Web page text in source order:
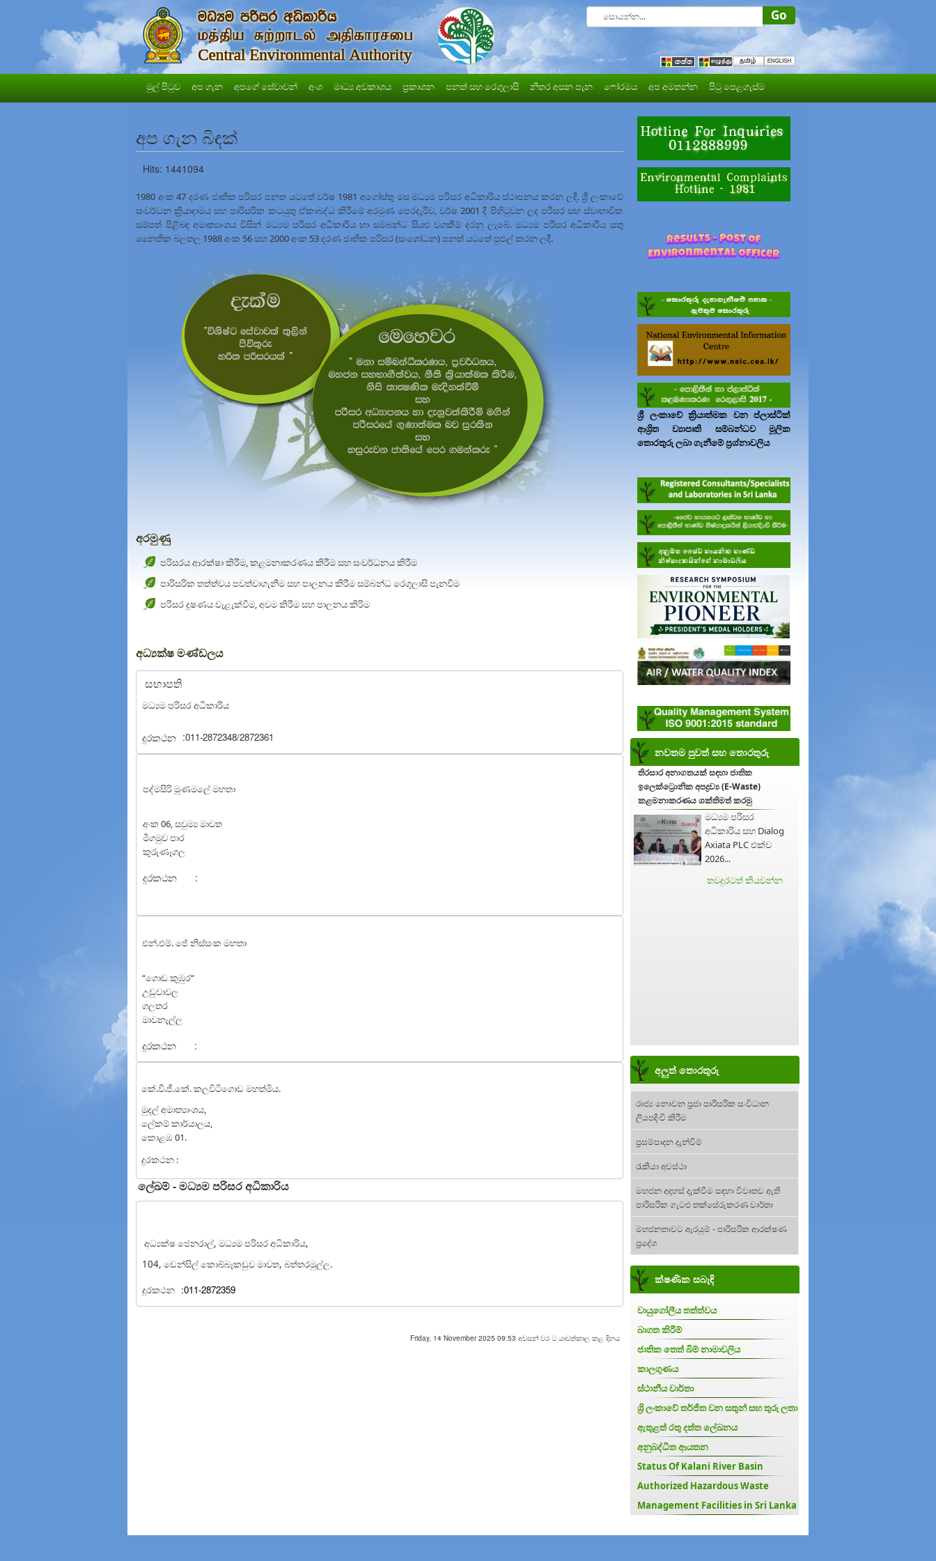
මුල් පිටුව අප ගැන අපගේ සේවාවන් අංශ මාධ්‍ය අවකාශය ප්‍රකාශන පනත් සහ රෙගුලාසි නිතර අසන පැන ෆෝරමය අප අමතන්න පිටු පෙළගැස්ම
අප ගැන බිඳක්
Hits: 1441094
1980 අංක 47 දරණ ජාතික පරිසර පනත යටතේ වර්ෂ 1981 අගෝස්තු මස මධ්‍යම පරිසර අධිකාරිය ස්ථාපනය කරන ලදී. ශ්‍රී ලංකාවේ
සංවර්ධන ක්‍රියාදාමය සහ පාරිසරික කටයුතු ඒකාබද්ධ කිරීමේ අරමුණ පෙරදැරිව, වර්ෂ 2001 දී පිහිටුවන ලද පරිසර සහ ස්වාභාවික
සම්පත් පිළිබඳ අමාත්‍යාංශය විසින් මධ්‍යම පරිසර අධිකාරිය හා සම්බන්ධ සියළු වගකීම් දරනු ලැබේ. මධ්‍යම පරිසර අධිකාරිය සතු
නෛතික බලතල 1988 අංක 56 සහ 2000 අංක 53 දරණ ජාතික පරිසර (සංශෝධන) පනත් යටතේ පුළුල් කරන ලදී.
අරමුණු
පරිසරය ආරක්ෂා කිරීම, කළමනාකරණය කිරීම සහ සංවර්ධනය කිරීම
පාරිසරික තත්ත්වය පවත්වාගැනීම සහ පාලනය කිරීම සම්බන්ධ රෙගුලාසි පැනවීම
පරිසර දූෂණය වැළැක්වීම, අවම කිරීම සහ පාලනය කිරිම
අධ්‍යක්ෂ මණ්ඩලය
සභාපති
මධ්‍යම පරිසර අධිකාරිය
දුරකථන :011-2872348/2872361
පද්මසිරි මූණමලේ මහතා
අංක 06, සවුම්‍ය මාවත
මීගමුව පාර
කුරුණෑගල
දුරකථන :
එන්.එම්. ජේ නිස්සංක මහතා
“ගොඩ කුඹුර“
උඩුවාවල
ගලතර
මාවනැල්ල
දුරකථන :
කේ.වී.ජී.කේ. කලවිටිගොඩ මහත්මිය.
මුදල් අමාත්‍යාංශය,
ලේකම් කාර්යාලය,
කොළඹ 01.
දුරකථන :
ලේඛම් - මධ්‍යම පරිසර අධිකාරිය
අධ්‍යක්ෂ ජෙනරාල්, මධ්‍යම පරිසර අධිකාරිය,
104, ඩෙන්සිල් කොබ්බෑකඩුව මාවත, බත්තරමුල්ල.
දුරකථන :011-2872359
Friday, 14 November 2025 09:53 අවසන් වර ට යාවත්කාල කළ දිනය
ශ්‍රී ලංකාවේ ක්‍රියාත්මක වන ප්ලාස්ටික්
ආශ්‍රිත ව්‍යාපෘති සම්බන්ධව මූලික
තොරතුරු ලබා ගැනීමේ ප්‍රශ්නාවලිය
නවතම පුවත් සහ තොරතුරු
තිරසාර අනාගතයක් සඳහා ජාතික
ඉලෙක්ට්‍රොනික අපද්‍රව්‍ය (E-Waste)
කළමනාකරණය ශක්තිමත් කරමු
මධ්‍යම පරිසර
අධිකාරිය සහ Dialog
Axiata PLC එක්ව
2026...
තවදුරටත් කියවන්න
අලුත් තොරතුරු
රාජ්‍ය නොවන ප්‍රජා පාරිසරික සංවිධාන
ලියපදිංචි කිරීම
ප්‍රසම්පාදන දැන්වීම්
රැකියා අවස්ථා
මහජන අදහස් දැක්වීම සඳහා විවෘතව ඇති
පාරිසරික ගැටළු තක්සේරුකරණ වාර්තා
මහජනතාවට ඇරයුම් - පාරිසරික ආරක්ෂණ
ප්‍රදේශ
ක්ෂණික සබැඳි
වායුගෝලීය තත්ත්වය
බාගත කිරීම්
ජාතික තෙත් බිම් නාමාවලිය
කාලගුණය
ස්ථානීය වාර්තා
ශ්‍රි ලංකාවේ තර්ජිත වන සතුන් සහ තුරු ලතා
ඇතුළත් රතු දත්ත ලේඛනය
අනුබද්ධිත ආයතන
Status Of Kalani River Basin
Authorized Hazardous Waste
Management Facilities in Sri Lanka